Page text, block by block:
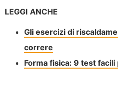
LEGGI ANCHE
Gli esercizi di
correre
Forma fisica: 9 test